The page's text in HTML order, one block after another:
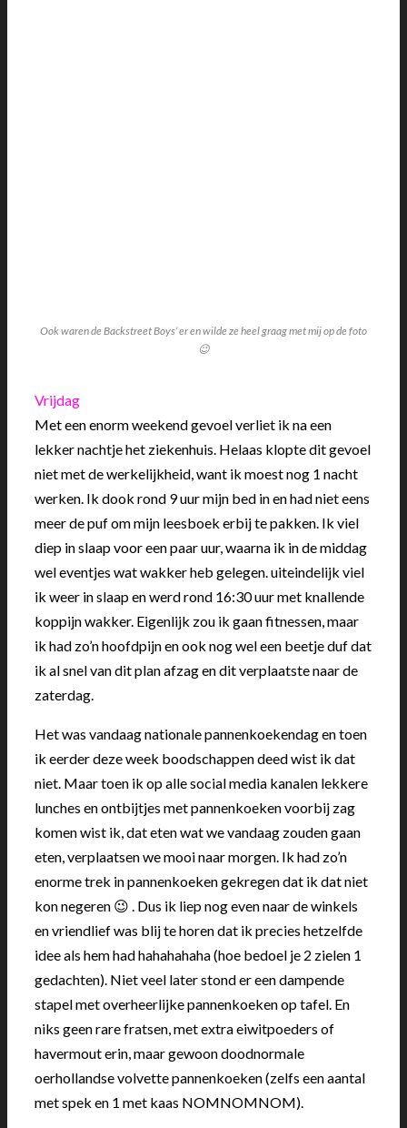
Ook waren de Backstreet Boys’ er en wilde ze heel graag met mij op de foto
😉
Vrijdag
Met een enorm weekend gevoel verliet ik na een
lekker nachtje het ziekenhuis. Helaas klopte dit gevoel
niet met de werkelijkheid, want ik moest nog 1 nacht
werken. Ik dook rond 9 uur mijn bed in en had niet eens
meer de puf om mijn leesboek erbij te pakken. Ik viel
diep in slaap voor een paar uur, waarna ik in de middag
wel eventjes wat wakker heb gelegen. uiteindelijk viel
ik weer in slaap en werd rond 16:30 uur met knallende
koppijn wakker. Eigenlijk zou ik gaan fitnessen, maar
ik had zo’n hoofdpijn en ook nog wel een beetje duf dat
ik al snel van dit plan afzag en dit verplaatste naar de
zaterdag.
Het was vandaag nationale pannenkoekendag en toen
ik eerder deze week boodschappen deed wist ik dat
niet. Maar toen ik op alle social media kanalen lekkere
lunches en ontbijtjes met pannenkoeken voorbij zag
komen wist ik, dat eten wat we vandaag zouden gaan
eten, verplaatsen we mooi naar morgen. Ik had zo’n
enorme trek in pannenkoeken gekregen dat ik dat niet
kon negeren 😉 . Dus ik liep nog even naar de winkels
en vriendlief was blij te horen dat ik precies hetzelfde
idee als hem had hahahahaha (hoe bedoel je 2 zielen 1
gedachten). Niet veel later stond er een dampende
stapel met overheerlijke pannenkoeken op tafel. En
niks geen rare fratsen, met extra eiwitpoeders of
havermout erin, maar gewoon doodnormale
oerhollandse volvette pannenkoeken (zelfs een aantal
met spek en 1 met kaas NOMNOMNOM).